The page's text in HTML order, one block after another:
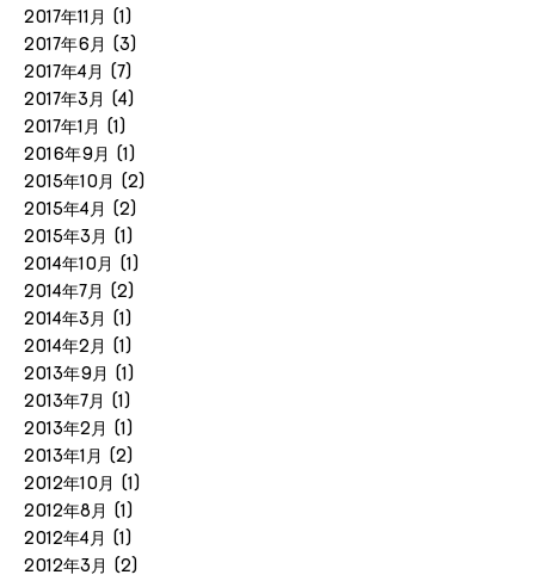
2017年11月 (1)
2017年6月 (3)
2017年4月 (7)
2017年3月 (4)
2017年1月 (1)
2016年9月 (1)
2015年10月 (2)
2015年4月 (2)
2015年3月 (1)
2014年10月 (1)
2014年7月 (2)
2014年3月 (1)
2014年2月 (1)
2013年9月 (1)
2013年7月 (1)
2013年2月 (1)
2013年1月 (2)
2012年10月 (1)
2012年8月 (1)
2012年4月 (1)
2012年3月 (2)